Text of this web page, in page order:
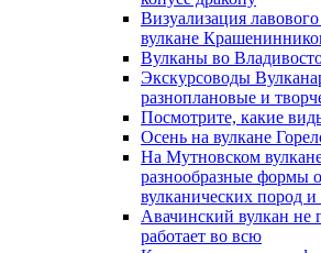
Визуализация
вулкане
Вулканы во
Экскурсоводы
разноплановые и
Посмотрите, какие
Осень на вулкане
На Мутновском
разнообразные формы
вулканических пород
Авачинский вулкан не
работает во всю